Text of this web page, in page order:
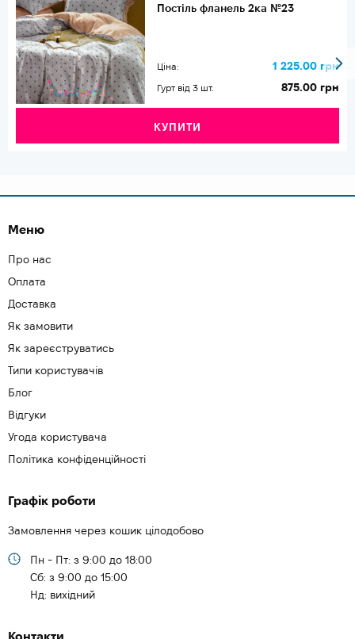
Постіль фланель 2ка №23
Ціна: 1 225.00 грн
Гурт від 3 шт. 875.00 грн
КУПИТИ
Меню
Про нас
Оплата
Доставка
Як замовити
Як зареєструватись
Типи користувачів
Блог
Відгуки
Угода користувача
Політика конфіденційності
Графік роботи
Замовлення через кошик цілодобово
Пн - Пт: з 9:00 до 18:00
Cб: з 9:00 до 15:00
Нд: вихідний